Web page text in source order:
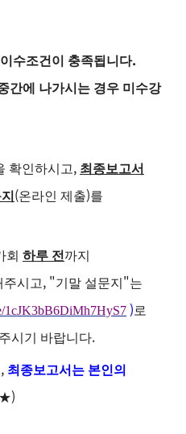
수조건이 충족됩니다.
간에 나가시는 경우 미수강
확인하시고, 최종보고서
(온라인 제출)를
회 하루 전 까지
주시고, "기말 설문지 "는
1cJK3bB6DiMh7HyS7 ) 로
시기 바랍니다.
, 최종보고서는 본인의
★)